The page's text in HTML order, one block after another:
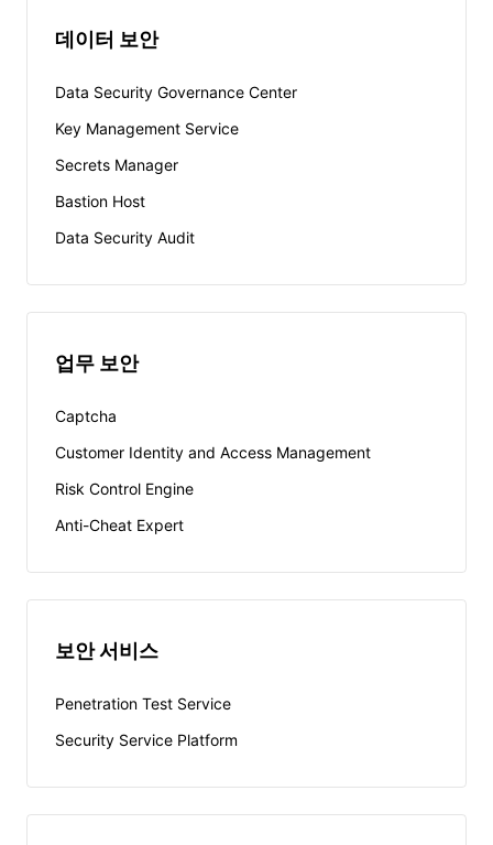
데이터 보안
Data Security Governance Center
Key Management Service
Secrets Manager
Bastion Host
Data Security Audit
업무 보안
Captcha
Customer Identity and Access Management
Risk Control Engine
Anti-Cheat Expert
보안 서비스
Penetration Test Service
Security Service Platform